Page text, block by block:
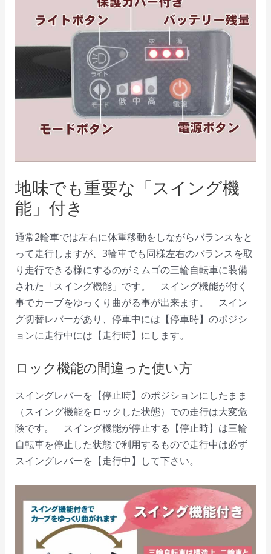
地味でも重要な「スイング機
能」付き
通常2輪車では左右に体重移動をしながらバランスをと
って走行しますが、3輪車でも同様左右のバランスを取
り走行できる様にするのがミムゴの三輪自転車に装備
された「スイング機能」です。 スイング機能が付く
事でカーブをゆっくり曲がる事が出来ます。 スイン
グ切替レバーがあり、停車中には【停車時】のポジシ
ョンに走行中には【走行時】にします。
ロック機能の間違った使い方
スイングレバーを【停止時】のポジションにしたまま
（スイング機能をロックした状態）での走行は大変危
険です。 スイング機能が停止する【停止時】は三輪
自転車を停止した状態で利用するもので走行中は必ず
スイングレバーを【走行中】して下さい。